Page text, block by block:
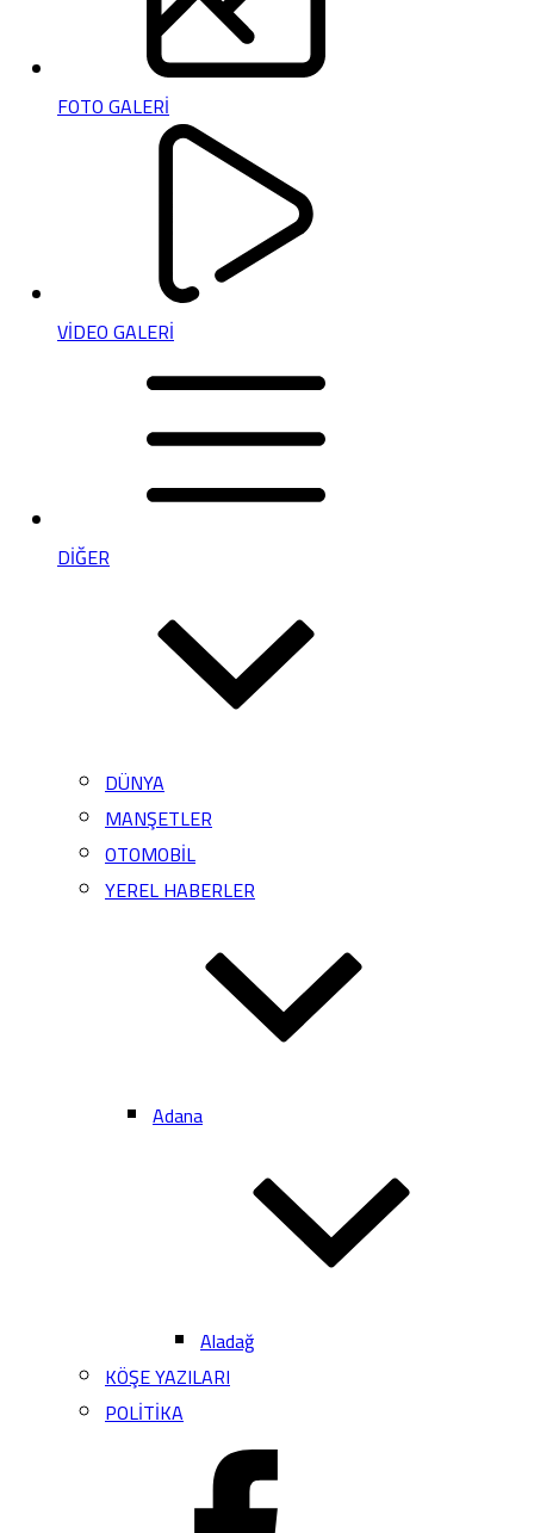
FOTO GALERİ
VİDEO GALERİ
DİĞER
DÜNYA
MANŞETLER
OTOMOBİL
YEREL HABERLER
Adana
Aladağ
KÖŞE YAZILARI
POLİTİKA